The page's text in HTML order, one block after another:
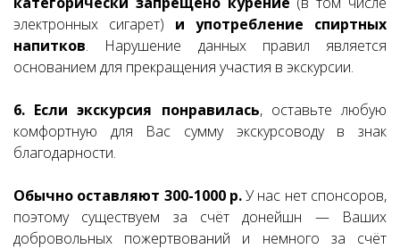
электронных сигарет) и употребление спиртных
напитков. Нарушение данных правил является
основанием для прекращения участия в экскурсии.
6. Если экскурсия понравилась, оставьте любую
комфортную для Вас сумму экскурсоводу в знак
благодарности.
Обычно оставляют 300-1000 р.У нас нет спонсоров,
поэтому существуем за счёт донейшн — Ваших
добровольных пожертвований и немного за счёт